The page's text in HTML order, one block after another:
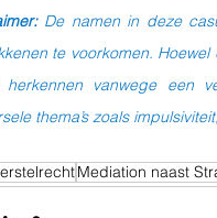
De namen in deze
te voorkomen.
herkennen vanwege een
thema’s zoals
Mediation naast